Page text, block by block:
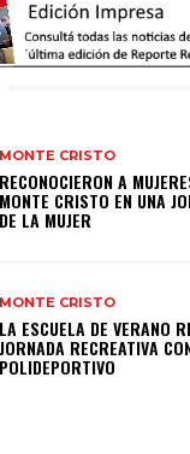
MONTE CRISTO
RECONOCIERON A
MONTE CRISTO EN UNA
DE LA MUJER
MONTE CRISTO
LA ESCUELA DE VERANO
JORNADA RECREATIVA
POLIDEPORTIVO